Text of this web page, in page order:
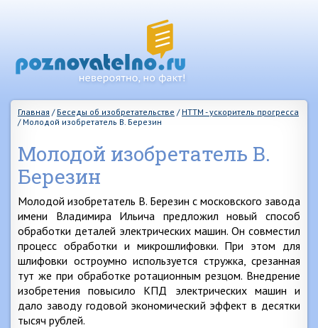
Главная / Беседы об изобретательстве / НТТМ - ускоритель прогресса
/ Молодой изобретатель В. Березин
Молодой изобретатель В.
Березин
Молодой изобретатель В. Березин с московского завода
имени Владимира Ильича предложил новый способ
обработки деталей электрических машин. Он совместил
процесс обработки и микрошлифовки. При этом для
шлифовки остроумно используется стружка, срезанная
тут же при обработке ротационным резцом. Внедрение
изобретения повысило КПД электрических машин и
дало заводу годовой экономический эффект в десятки
тысяч рублей.